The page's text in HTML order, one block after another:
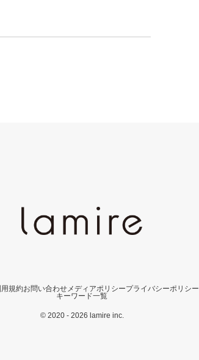
規約お問い合わせメディアポリシープライバシーポリシー
キーワード一覧
© 2020 - 2026 lamire inc.